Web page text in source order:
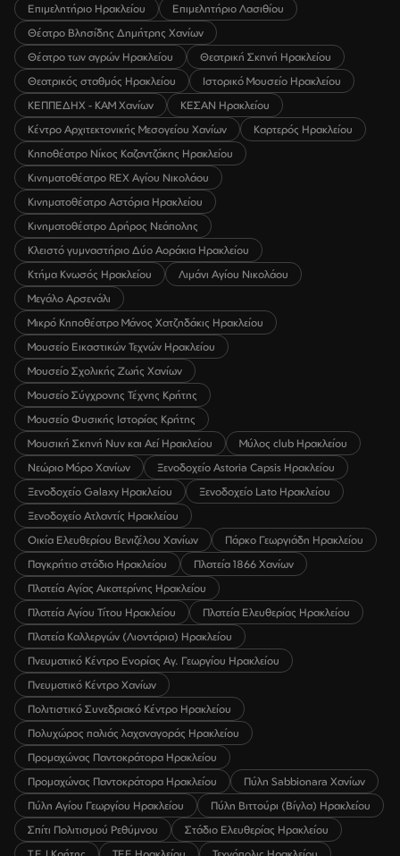
Επιμελητήριο Ηρακλείου
Επιμελητήριο Λασιθίου
Θέατρο Βλησίδης Δημήτρης Χανίων
Θέατρο των αγρών Ηρακλείου
Θεατρική Σκηνή Ηρακλείου
Θεατρικός σταθμός Ηρακλείου
Ιστορικό Μουσείο Ηρακλείου
ΚΕΠΠΕΔΗΧ - ΚΑΜ Χανίων
ΚΕΣΑΝ Ηρακλείου
Κέντρο Αρχιτεκτονικής Μεσογείου Χανίων
Καρτερός Ηρακλείου
Κηποθέατρο Νίκος Καζαντζάκης Ηρακλείου
Κινηματοθέατρο REX Αγίου Νικολάου
Κινηματοθέατρο Αστόρια Ηρακλείου
Κινηματοθέατρο Δρήρος Νεάπολης
Κλειστό γυμναστήριο Δύο Αοράκια Ηρακλείου
Κτήμα Κνωσός Ηρακλείου
Λιμάνι Αγίου Νικολάου
Μεγάλο Αρσενάλι
Μικρό Κηποθέατρο Μάνος Χατζηδάκις Ηρακλείου
Μουσείο Εικαστικών Τεχνών Ηρακλείου
Μουσείο Σχολικής Ζωής Χανίων
Μουσείο Σύγχρονης Τέχνης Κρήτης
Μουσείο Φυσικής Ιστορίας Κρήτης
Μουσική Σκηνή Νυν και Αεί Ηρακλείου
Μύλος club Ηρακλείου
Νεώριο Μόρο Χανίων
Ξενοδοχείο Astoria Capsis Ηρακλείου
Ξενοδοχείο Galaxy Ηρακλείου
Ξενοδοχείο Lato Ηρακλείου
Ξενοδοχείο Ατλαντίς Ηρακλείου
Οικία Ελευθερίου Βενιζέλου Χανίων
Πάρκο Γεωργιάδη Ηρακλείου
Παγκρήτιο στάδιο Ηρακλείου
Πλατεία 1866 Χανίων
Πλατεία Αγίας Αικατερίνης Ηρακλείου
Πλατεία Αγίου Τίτου Ηρακλείου
Πλατεία Ελευθερίας Ηρακλείου
Πλατεία Καλλεργών (Λιοντάρια) Ηρακλείου
Πνευματικό Κέντρο Ενορίας Αγ. Γεωργίου Ηρακλείου
Πνευματικό Κέντρο Χανίων
Πολιτιστικό Συνεδριακό Κέντρο Ηρακλείου
Πολυχώρος παλιάς λαχαναγοράς Ηρακλείου
Προμαχώνας Παντοκράτορα Ηρακλείου
Προμαχώνας Παντοκράτορα Ηρακλείου
Πύλη Sabbionara Χανίων
Πύλη Αγίου Γεωργίου Ηρακλείου
Πύλη Βιττούρι (Βίγλα) Ηρακλείου
Σπίτι Πολιτισμού Ρεθύμνου
Στάδιο Ελευθερίας Ηρακλείου